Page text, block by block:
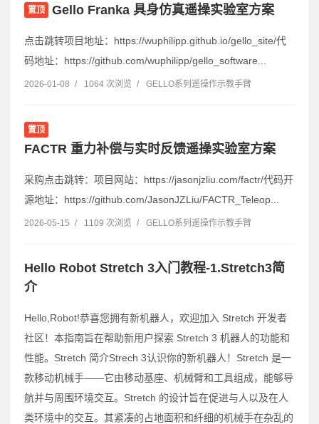
置顶 Gello Franka 具身仿真遥操实验室方案
点击跳转项目地址：https://wuphilipp.github.io/gello_site/代
码地址：https://github.com/wuphilipp/gello_software...
2026-01-08 / 1064 次浏览 / GELLO系列遥操作示教手臂
置顶
FACTR 重力补偿与实时反馈遥操实验室方案
采购点击跳转：项目网站：https://jasonjzliu.com/factr/代码开
源地址：https://github.com/JasonJZLiu/FACTR_Teleop...
2026-05-15 / 1109 次浏览 / GELLO系列遥操作示教手臂
Hello Robot Stretch 3入门教程-1.Stretch3简
介
Hello,Robot!恭喜您拥有新机器人，欢迎加入 Stretch 开发者
社区！本指南旨在帮助新用户探索 Stretch 3 机器人的功能和
性能。Stretch 简介Strech 3认识你的新机器人！Stretch 是一
款移动机械手——它由移动基座、机械臂和工具组成，能够导
航并与周围环境交互。Stretch 的设计旨在促进与人以及在人
类环境中的交互。其紧凑的占地面积和纤细的机械手在杂乱的